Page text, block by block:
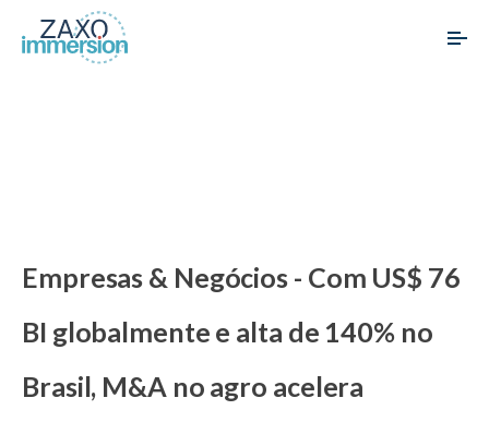
Empresas & Negócios - Com US$ 76
BI globalmente e alta de 140% no
Brasil, M&A no agro acelera